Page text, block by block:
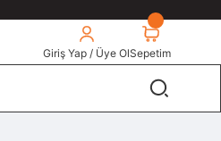
Giriş Yap / Üye OlSepetim